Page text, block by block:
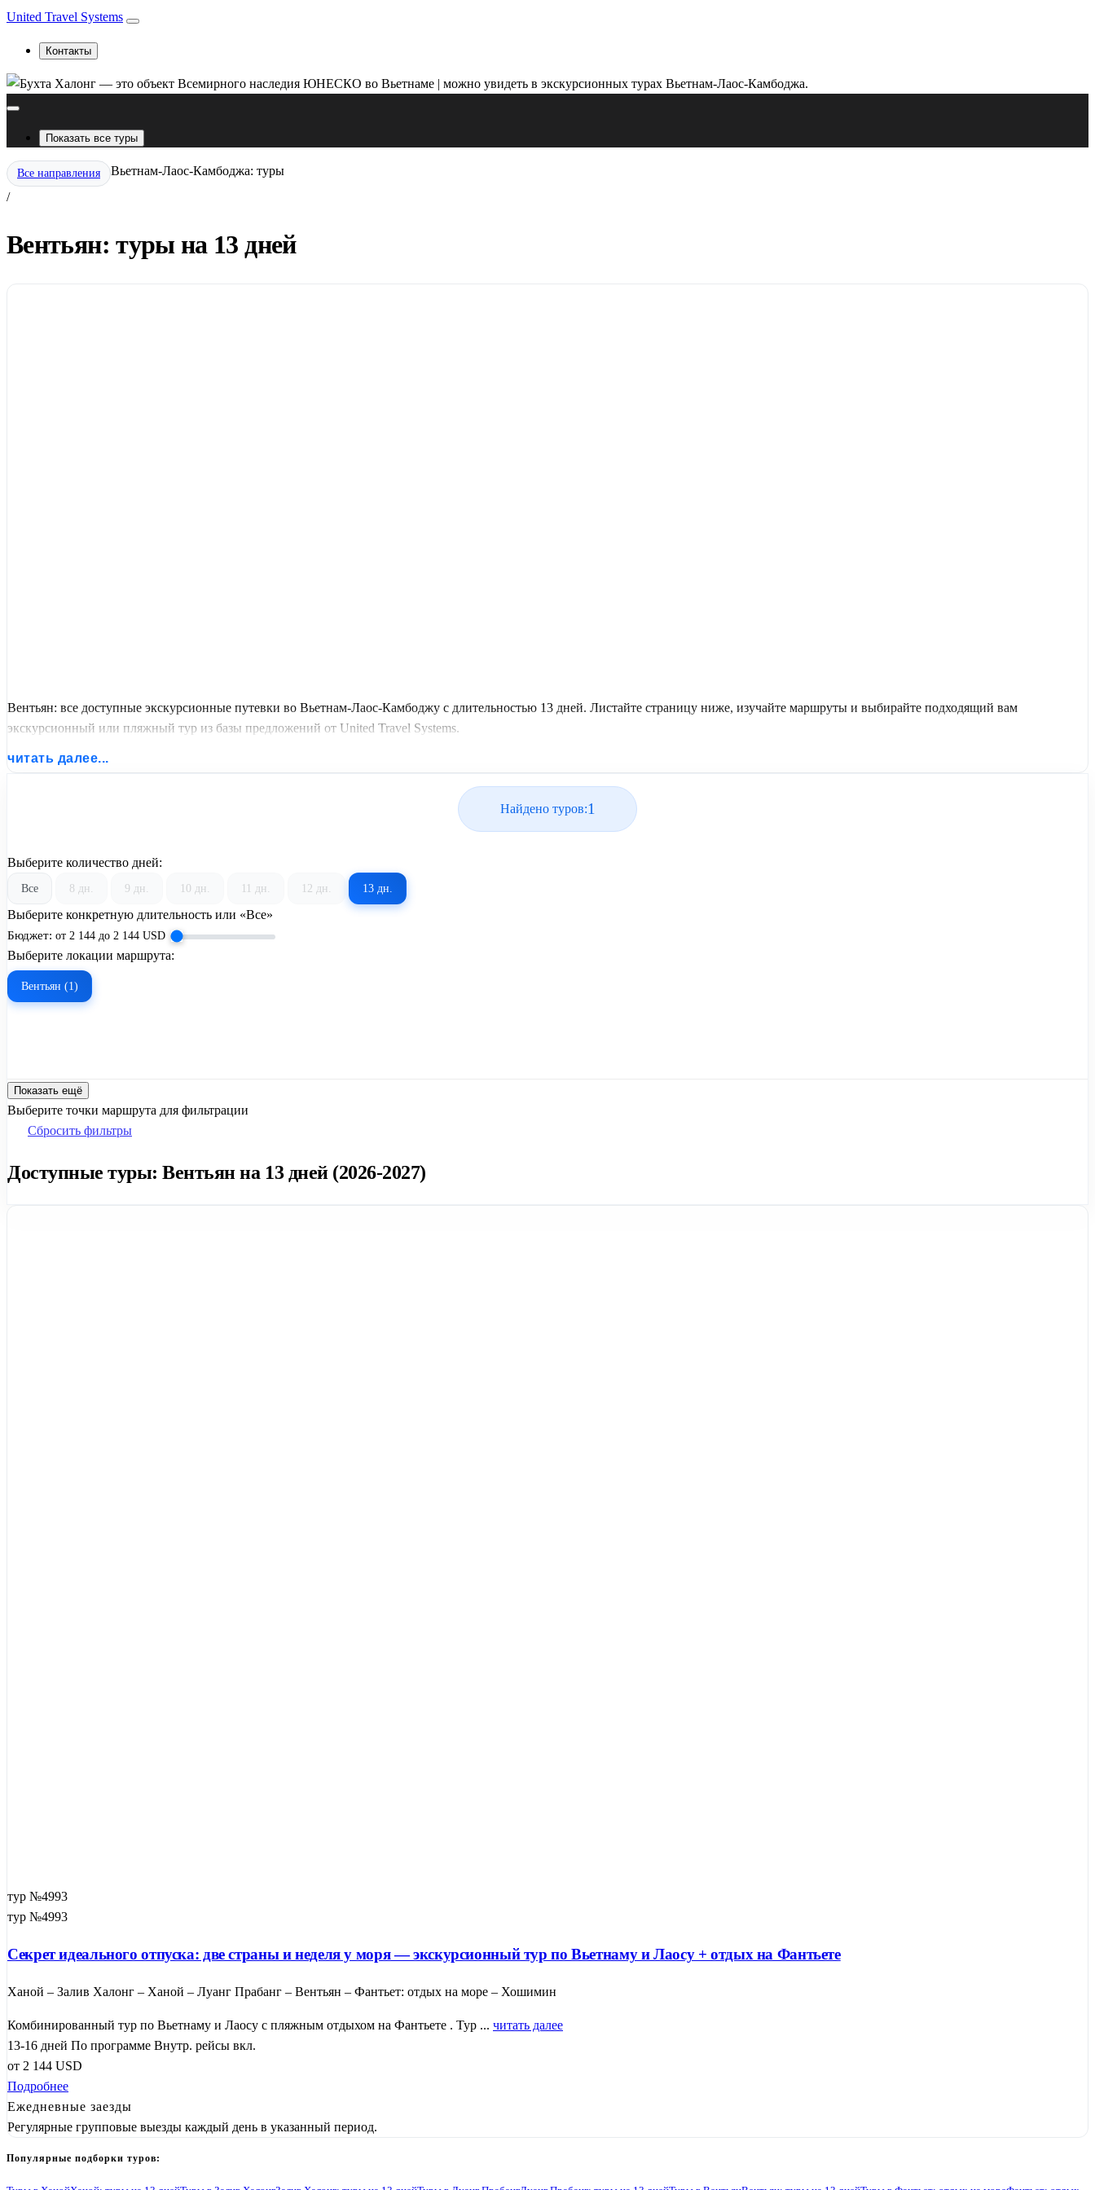
United Travel Systems
Контакты
Показать все туры
Все направления
/
Вьетнам-Лаос-Камбоджа: туры
Вентьян: туры на 13 дней
Вентьян: все доступные экскурсионные путевки во Вьетнам-Лаос-Камбоджу с длительностью 13 дней. Листайте страницу ниже, изучайте маршруты и выбирайте подходящий вам
экскурсионный или пляжный тур из базы предложений от United Travel Systems.
читать далее...
Найдено туров:1
Выберите количество дней:
Все 8 дн. 9 дн. 10 дн. 11 дн. 12 дн. 13 дн.
Выберите конкретную длительность или «Все»
Бюджет: от 2 144 до 2 144 USD
Выберите локации маршрута:
Вентьян (1)
Показать ещё
Выберите точки маршрута для фильтрации
Сбросить фильтры
Доступные туры: Вентьян на 13 дней (2026-2027)
тур №4993
тур №4993
Секрет идеального отпуска: две страны и неделя у моря — экскурсионный тур по Вьетнаму и Лаосу + отдых на Фантьете
Ханой – Залив Халонг – Ханой – Луанг Прабанг – Вентьян – Фантьет: отдых на море – Хошимин
Комбинированный тур по Вьетнаму и Лаосу с пляжным отдыхом на Фантьете . Тур ... читать далее
13-16 дней По программе Внутр. рейсы вкл.
от 2 144 USD
Подробнее
Ежедневные заезды
Регулярные групповые выезды каждый день в указанный период.
Популярные подборки туров: